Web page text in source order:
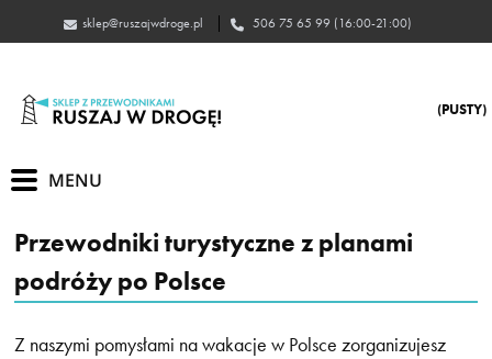
jazsur 605
(PUSTY)
Przewodniki turystyczne z planami
podróży po Polsce
Z naszymi pomysłami na wakacje w Polsce zorganizujesz